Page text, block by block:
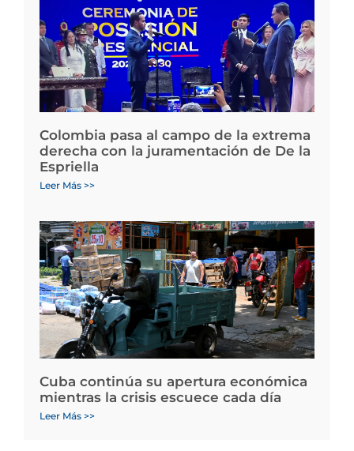
Colombia pasa al campo de la extrema
derecha con la juramentación de De la
Espriella
Leer Más >>
Cuba continúa su apertura económica
mientras la crisis escuece cada día
Leer Más >>